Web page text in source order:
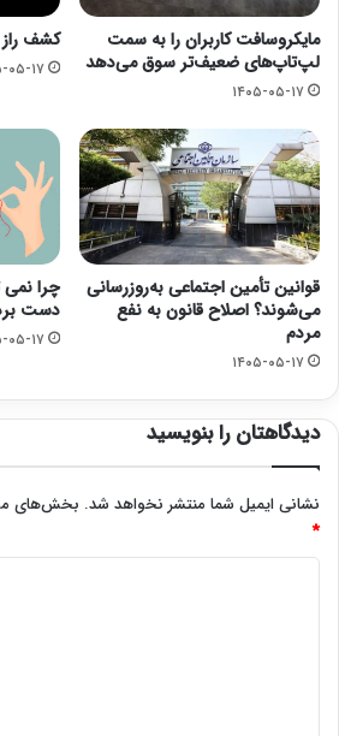
مایکروسافت کاربران را به سمت
لپ‌تاپ‌های ضعیف‌تر سوق می‌دهد
۱۴۰۵-۰۵-۱۷
کشف راز
۱۴۰۵-
قوانین تأمین اجتماعی به‌روزرسانی
می‌شوند؟ اصلاح قانون به نفع
مردم
۱۴۰۵-۰۵-۱۷
چرا نمی
دست
۱۴۰۵-
دیدگاهتان را بنویسید
نشانی ایمیل شما منتشر نخواهد شد. بخش‌های
*